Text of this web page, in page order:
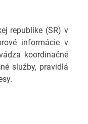
republike (SR) v
informácie v
koordinačné
služby, pravidlá